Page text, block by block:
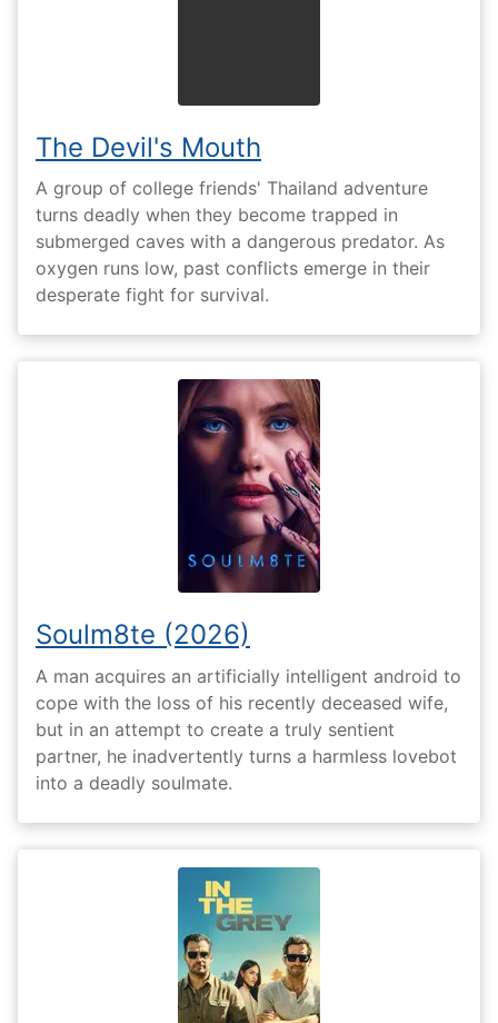
The Devil's Mouth
A group of college friends' Thailand adventure
turns deadly when they become trapped in
submerged caves with a dangerous predator. As
oxygen runs low, past conflicts emerge in their
desperate fight for survival.
Soulm8te (2026)
A man acquires an artificially intelligent android to
cope with the loss of his recently deceased wife,
but in an attempt to create a truly sentient
partner, he inadvertently turns a harmless lovebot
into a deadly soulmate.